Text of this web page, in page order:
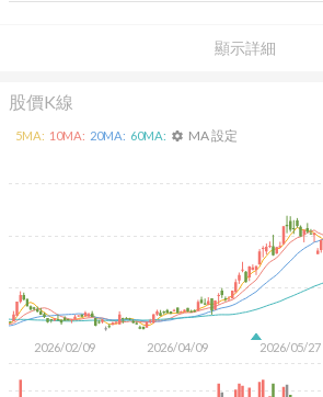
顯示詳細
股價K線
2026/02/09 2026/04/09 2026/05/27
5MA: 10MA: 20MA: 60MA: settings MA 設定